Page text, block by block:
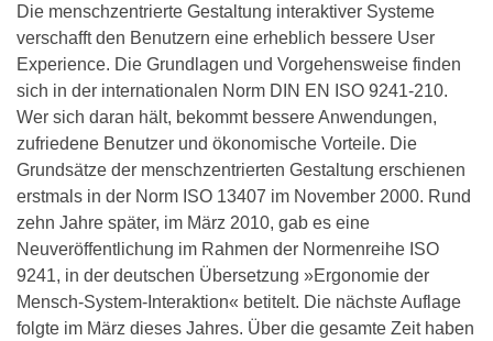
Die menschzentrierte Gestaltung interaktiver Systeme
verschafft den Benutzern eine erheblich bessere User
Experience. Die Grundlagen und Vorgehensweise finden
sich in der internationalen Norm DIN EN ISO 9241-210.
Wer sich daran hält, bekommt bessere Anwendungen,
zufriedene Benutzer und ökonomische Vorteile. Die
Grundsätze der menschzentrierten Gestaltung erschienen
erstmals in der Norm ISO 13407 im November 2000. Rund
zehn Jahre später, im März 2010, gab es eine
Neuveröffentlichung im Rahmen der Normenreihe ISO
9241, in der deutschen Übersetzung »Ergonomie der
Mensch-System-Interaktion« betitelt. Die nächste Auflage
folgte im März dieses Jahres. Über die gesamte Zeit haben